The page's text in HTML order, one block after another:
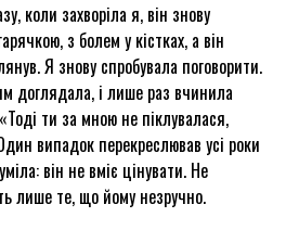
коли захворіла я, він знову
з болем у кістках, а він
Я знову спробувала поговорити.
доглядала, і лише раз вчинила
ти за мною не піклувалася,
випадок перекреслював усі роки
він не вміє цінувати. Не
лише те, що йому незручно.